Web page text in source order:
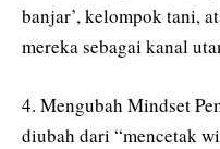
banjar’, kelompok tani,
mereka sebagai kanal
4. Mengubah Mindset
diubah dari “mencetak